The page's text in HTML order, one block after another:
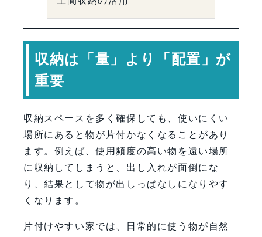
収納は「量」より「配置」が
重要
収納スペースを多く確保しても、使いにくい
場所にあると物が片付かなくなることがあり
ます。例えば、使用頻度の高い物を遠い場所
に収納してしまうと、出し入れが面倒にな
り、結果として物が出しっぱなしになりやす
くなります。
片付けやすい家では、日常的に使う物が自然